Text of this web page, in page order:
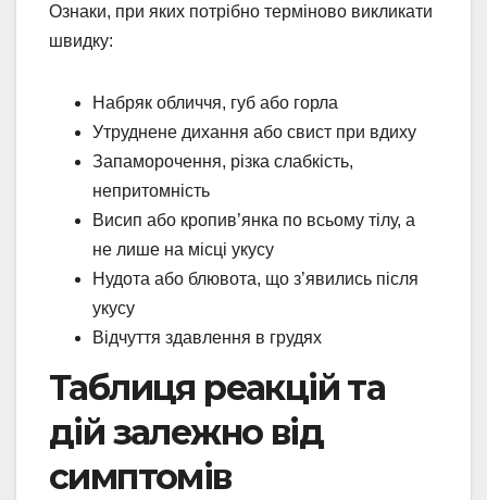
Ознаки, при яких потрібно терміново викликати
швидку:
Набряк обличчя, губ або горла
Утруднене дихання або свист при вдиху
Запаморочення, різка слабкість,
непритомність
Висип або кропив’янка по всьому тілу, а
не лише на місці укусу
Нудота або блювота, що з’явились після
укусу
Відчуття здавлення в грудях
Таблиця реакцій та
дій залежно від
симптомів